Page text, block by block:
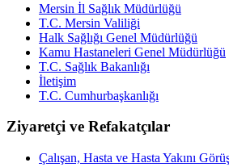
Mersin İl Sağlık Müdürlüğü
T.C. Mersin Valiliği
Halk Sağlığı Genel Müdürlüğü
Kamu Hastaneleri Genel Müdürlüğü
T.C. Sağlık Bakanlığı
İletişim
T.C. Cumhurbaşkanlığı
Ziyaretçi ve Refakatçılar
Çalışan, Hasta ve Hasta Yakını